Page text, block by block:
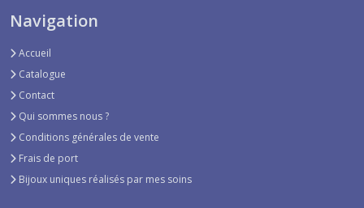
(58)
Afficher
les
résultats
Navigation
Accueil
Catalogue
Contact
Qui sommes nous ?
Conditions générales de vente
Frais de port
Bijoux uniques réalisés par mes soins